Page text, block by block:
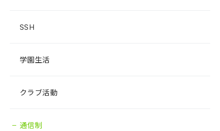
SSH
学園生活
クラブ活動
通信制